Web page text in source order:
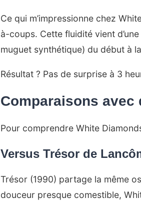
Ce qui m’impressionne chez
à-coups. Cette fluidité vient
muguet synthétique) du début à
Résultat ? Pas de surprise à 3
Comparaisons avec
Pour comprendre White
Versus Trésor de
Trésor (1990) partage la même
douceur presque comestible,